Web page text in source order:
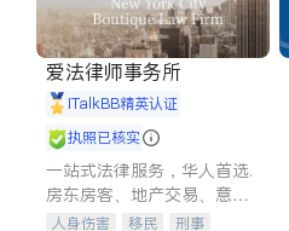
爱法律师事务所
iTalkBB精英认证
执照已核实
一站式法律服务，华人首选.
房东房客、地产交易、意外
伤害、车祸重伤、商业诉
人身伤害 移民
刑事